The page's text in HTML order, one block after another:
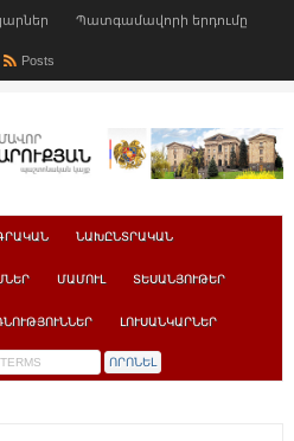
Պատգամավորի երդումը
Posts
ՆԱԽԸՆՏՐԱԿԱՆ
ՄԱՄՈՒԼ ՏԵՍԱՆՅՈՒԹԵՐ
ԼՈՒՍԱՆԿԱՐՆԵՐ